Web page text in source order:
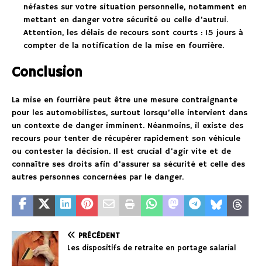
néfastes sur votre situation personnelle, notamment en
mettant en danger votre sécurité ou celle d’autrui.
Attention, les délais de recours sont courts : 15 jours à
compter de la notification de la mise en fourrière.
Conclusion
La mise en fourrière peut être une mesure contraignante
pour les automobilistes, surtout lorsqu’elle intervient dans
un contexte de danger imminent. Néanmoins, il existe des
recours pour tenter de récupérer rapidement son véhicule
ou contester la décision. Il est crucial d’agir vite et de
connaître ses droits afin d’assurer sa sécurité et celle des
autres personnes concernées par le danger.
PRÉCÉDENT
Les dispositifs de retraite en portage salarial